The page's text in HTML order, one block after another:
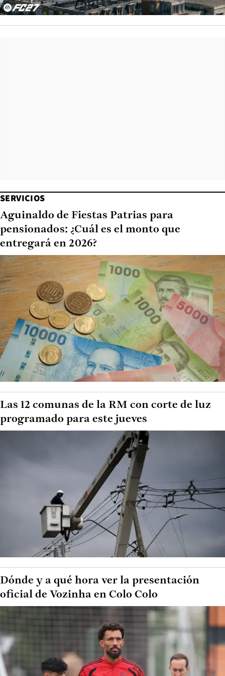
SERVICIOS
Aguinaldo de Fiestas Patrias para
pensionados: ¿Cuál es el monto que
entregará en 2026?
Las 12 comunas de la RM con corte de luz
programado para este jueves
Dónde y a qué hora ver la presentación
oficial de Vozinha en Colo Colo